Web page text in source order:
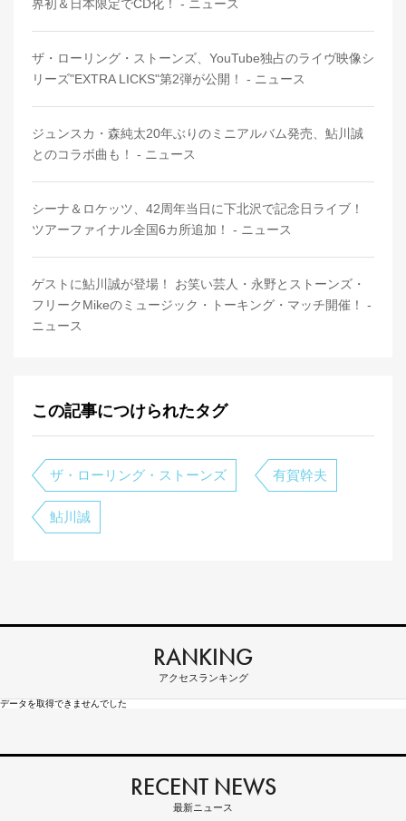
界初＆日本限定でCD化！ - ニュース
ザ・ローリング・ストーンズ、YouTube独占のライヴ映像シ
リーズ"EXTRA LICKS"第2弾が公開！ - ニュース
ジュンスカ・森純太20年ぶりのミニアルバム発売、鮎川誠
とのコラボ曲も！ - ニュース
シーナ＆ロケッツ、42周年当日に下北沢で記念日ライブ！
ツアーファイナル全国6カ所追加！ - ニュース
ゲストに鮎川誠が登場！ お笑い芸人・永野とストーンズ・
フリークMikeのミュージック・トーキング・マッチ開催！ -
ニュース
この記事につけられたタグ
ザ・ローリング・ストーンズ 有賀幹夫
鮎川誠
RANKING
アクセスランキング
データを取得できませんでした
RECENT NEWS
最新ニュース